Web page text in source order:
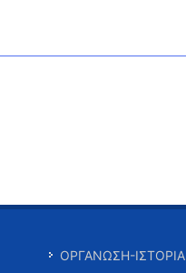
ΟΡΓΑΝΩΣΗ-ΙΣΤΟΡΙΑ